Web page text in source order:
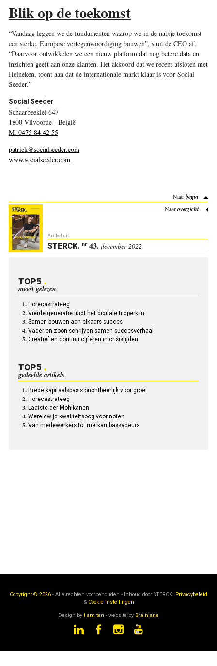
Blik op de toekomst
“Vandaag leggen we de fundamenten waarop we in de nabije toekomst
een sterke, Europese vertegenwoordiging bouwen”, sluit de CEO af.
“Daarvoor ontwikkelen we een nieuw platform dat nog betere data en
inzichten geeft aan onze klanten. Het akkoord dat we recent afsloten met
Heineken, toont aan dat de internationale markt klaar is voor Social
Seeder.”
Social Seeder
Schaarbeeklei 647
1800 Vilvoorde - België
M. 0475 84 42 55
patrick@socialseeder.com
www.socialseeder.com
Naarbegin
Naaroverzicht
Artikel uit:
STERCK. nr43. december 2022
TOP5
meest gelezen
Horecastrateeg
Vierde generatie luidt het digitale tijdperk in
Samen bouwen aan elkaars succes
Vader en zoon schrijven samen succesverhaal
Creatief en continu cijferen in crisistijden
TOP5
gedeelde artikels
Brede kapitaalsbasis onontbeerlijk voor groei
Horecastrateeg
Laatste der Mohikanen
Wereldwijd kwaliteitsoog voor noten
Van medewerkers tot merkambassadeurs
Copyright © 2026 - Alle rechten voorbehouden - Inhoud door STERCK. Privacybeleid
& Cookie Instellingen
Design by I am ten - website by Brainlane